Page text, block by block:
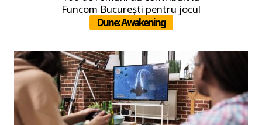
Funcom București pentru jocul
Dune: Awakening